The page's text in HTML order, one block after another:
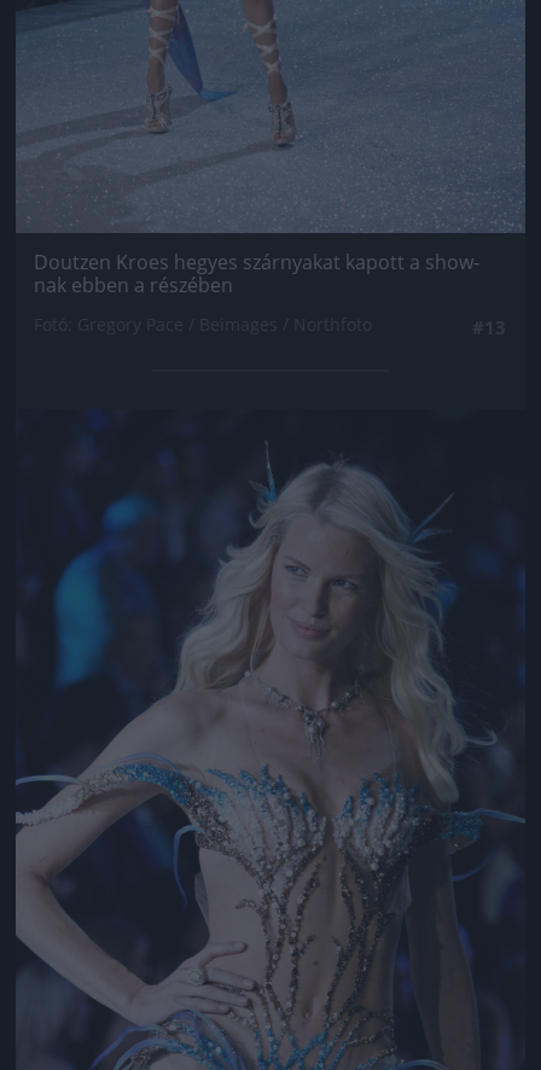
Doutzen Kroes hegyes szárnyakat kapott a show-
nak ebben a részében
Jön még kép!